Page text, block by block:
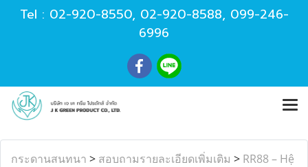
Tel : 02-920-8550, 02-920-8588, 099-246-
6996
กระดานสนทนา > สอบถามรายละเอียดเพิ่มเติม > RR88 – Hệ